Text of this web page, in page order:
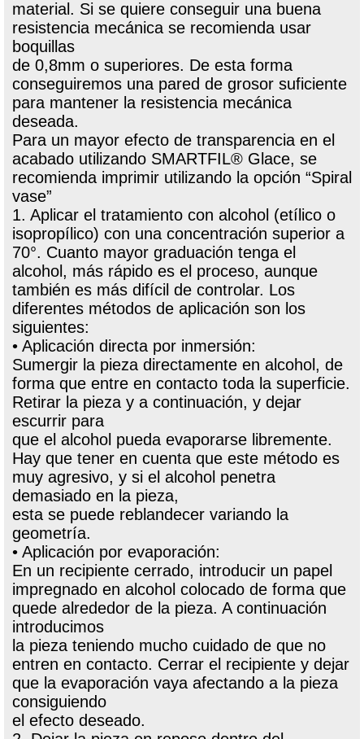
material. Si se quiere conseguir una buena
resistencia mecánica se recomienda usar
boquillas
de 0,8mm o superiores. De esta forma
conseguiremos una pared de grosor suficiente
para mantener la resistencia mecánica
deseada.
Para un mayor efecto de transparencia en el
acabado utilizando SMARTFIL® Glace, se
recomienda imprimir utilizando la opción “Spiral
vase”
1. Aplicar el tratamiento con alcohol (etílico o
isopropílico) con una concentración superior a
70°. Cuanto mayor graduación tenga el
alcohol, más rápido es el proceso, aunque
también es más difícil de controlar. Los
diferentes métodos de aplicación son los
siguientes:
• Aplicación directa por inmersión:
Sumergir la pieza directamente en alcohol, de
forma que entre en contacto toda la superficie.
Retirar la pieza y a continuación, y dejar
escurrir para
que el alcohol pueda evaporarse libremente.
Hay que tener en cuenta que este método es
muy agresivo, y si el alcohol penetra
demasiado en la pieza,
esta se puede reblandecer variando la
geometría.
• Aplicación por evaporación:
En un recipiente cerrado, introducir un papel
impregnado en alcohol colocado de forma que
quede alrededor de la pieza. A continuación
introducimos
la pieza teniendo mucho cuidado de que no
entren en contacto. Cerrar el recipiente y dejar
que la evaporación vaya afectando a la pieza
consiguiendo
el efecto deseado.